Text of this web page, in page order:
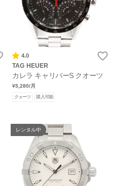
4.0
TAG HEUER
カレラ キャリバーS クオーツ
¥5,280/月
クォーツ 購入可能
レンタル中